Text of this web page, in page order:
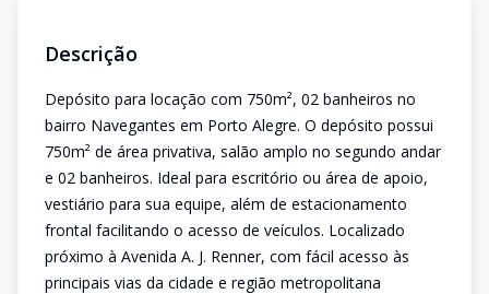
Descrição
Depósito para locação com 750m², 02 banheiros no
bairro Navegantes em Porto Alegre. O depósito possui
750m² de área privativa, salão amplo no segundo andar
e 02 banheiros. Ideal para escritório ou área de apoio,
vestiário para sua equipe, além de estacionamento
frontal facilitando o acesso de veículos. Localizado
próximo à Avenida A. J. Renner, com fácil acesso às
principais vias da cidade e região metropolitana